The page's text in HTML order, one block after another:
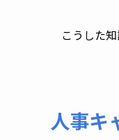
こうした
人事キ